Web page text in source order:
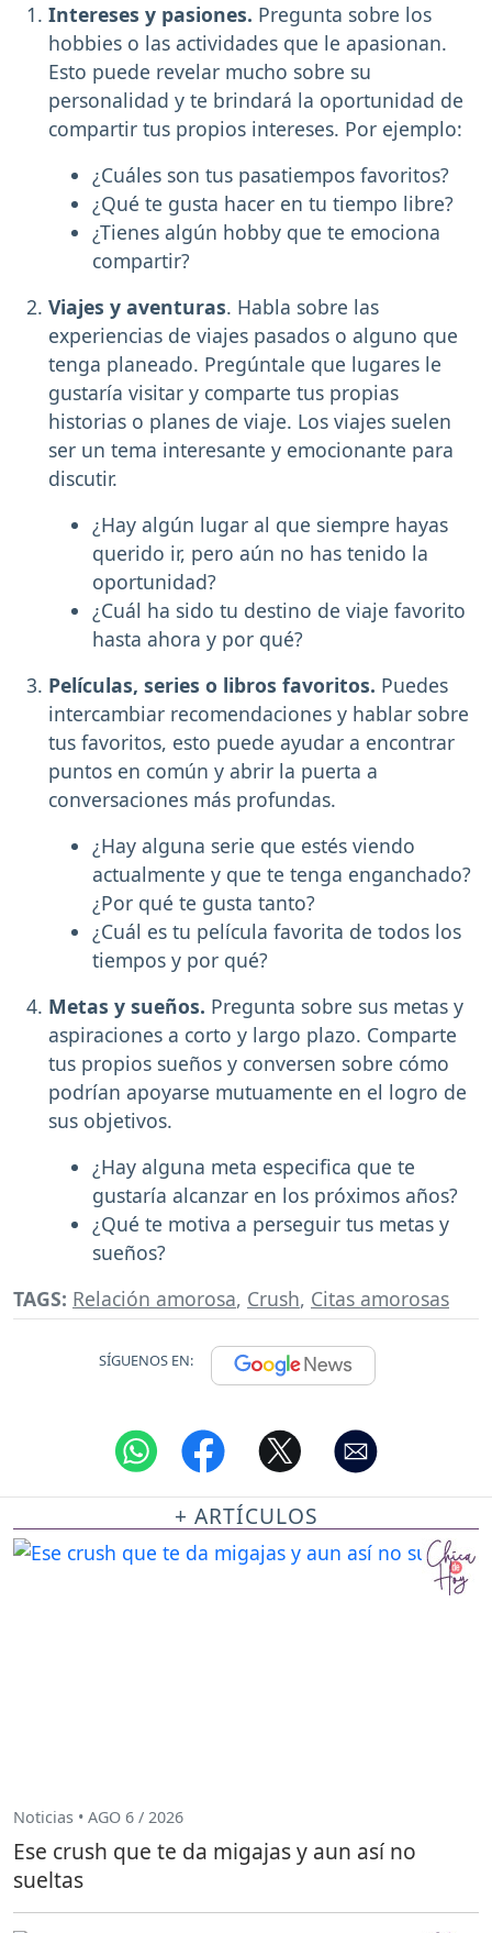
Intereses y pasiones. Pregunta sobre los
hobbies o las actividades que le apasionan.
Esto puede revelar mucho sobre su
personalidad y te brindará la oportunidad de
compartir tus propios intereses. Por ejemplo:
¿Cuáles son tus pasatiempos favoritos?
¿Qué te gusta hacer en tu tiempo libre?
¿Tienes algún hobby que te emociona
compartir?
Viajes y aventuras. Habla sobre las
experiencias de viajes pasados o alguno que
tenga planeado. Pregúntale que lugares le
gustaría visitar y comparte tus propias
historias o planes de viaje. Los viajes suelen
ser un tema interesante y emocionante para
discutir.
¿Hay algún lugar al que siempre hayas
querido ir, pero aún no has tenido la
oportunidad?
¿Cuál ha sido tu destino de viaje favorito
hasta ahora y por qué?
Películas, series o libros favoritos. Puedes
intercambiar recomendaciones y hablar sobre
tus favoritos, esto puede ayudar a encontrar
puntos en común y abrir la puerta a
conversaciones más profundas.
¿Hay alguna serie que estés viendo
actualmente y que te tenga enganchado?
¿Por qué te gusta tanto?
¿Cuál es tu película favorita de todos los
tiempos y por qué?
Metas y sueños. Pregunta sobre sus metas y
aspiraciones a corto y largo plazo. Comparte
tus propios sueños y conversen sobre cómo
podrían apoyarse mutuamente en el logro de
sus objetivos.
¿Hay alguna meta especifica que te
gustaría alcanzar en los próximos años?
¿Qué te motiva a perseguir tus metas y
sueños?
TAGS: Relación amorosa, Crush, Citas amorosas
SÍGUENOS EN:
+ ARTÍCULOS
Noticias • AGO 6 / 2026
Ese crush que te da migajas y aun así no
sueltas